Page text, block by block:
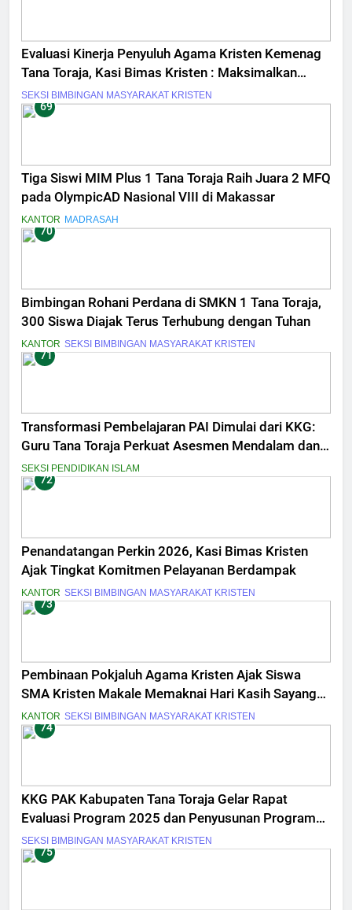
Evaluasi Kinerja Penyuluh Agama Kristen Kemenag
Tana Toraja, Kasi Bimas Kristen : Maksimalkan
Kerja, Kerja Bukan Formalitas
SEKSI BIMBINGAN MASYARAKAT KRISTEN
69
Tiga Siswi MIM Plus 1 Tana Toraja Raih Juara 2 MFQ
pada OlympicAD Nasional VIII di Makassar
KANTOR MADRASAH
70
Bimbingan Rohani Perdana di SMKN 1 Tana Toraja,
300 Siswa Diajak Terus Terhubung dengan Tuhan
KANTOR SEKSI BIMBINGAN MASYARAKAT KRISTEN
71
Transformasi Pembelajaran PAI Dimulai dari KKG:
Guru Tana Toraja Perkuat Asesmen Mendalam dan
Inovasi Digital
SEKSI PENDIDIKAN ISLAM
72
Penandatangan Perkin 2026, Kasi Bimas Kristen
Ajak Tingkat Komitmen Pelayanan Berdampak
KANTOR SEKSI BIMBINGAN MASYARAKAT KRISTEN
73
Pembinaan Pokjaluh Agama Kristen Ajak Siswa
SMA Kristen Makale Memaknai Hari Kasih Sayang
Berawal dari Diri Sendiri
KANTOR SEKSI BIMBINGAN MASYARAKAT KRISTEN
74
KKG PAK Kabupaten Tana Toraja Gelar Rapat
Evaluasi Program 2025 dan Penyusunan Program
Kerja 2026
SEKSI BIMBINGAN MASYARAKAT KRISTEN
75